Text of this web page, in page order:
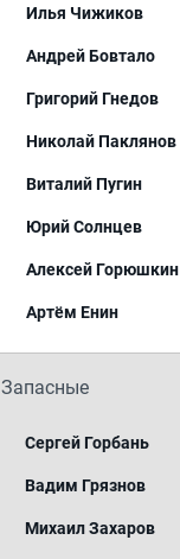
Илья Чижиков
Андрей Бовтало
Григорий Гнедов
Николай Паклянов
Виталий Пугин
Юрий Солнцев
Алексей Горюшкин
Артём Енин
Запасные
Сергей Горбань
Вадим Грязнов
Михаил Захаров